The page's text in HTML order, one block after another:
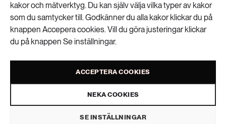
kakor och mätverktyg. Du kan själv välja vilka typer av kakor
som du samtycker till. Godkänner du alla kakor klickar du på
knappen Accepera cookies. Vill du göra justeringar klickar
du på knappen Se inställningar.
ACCEPTERA COOKIES
NEKA COOKIES
SE INSTÄLLNINGAR
Om man vill öka oberoendet inom den svenska
grönsaksodlingen tycker Eva Johansson att man ska
välja ut ett fåtal grödor, 3-4 stycken, som är lätta att
Men varifrån kommer egentligen fröerna som just nu